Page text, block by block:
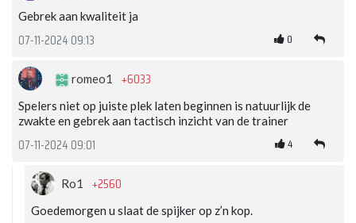
Gebrek aan kwaliteit ja
07-11-2024 09:13 0
romeo1 +6033
Spelers niet op juiste plek laten beginnen is natuurlijk de
zwakte en gebrek aan tactisch inzicht van de trainer
07-11-2024 09:01 4
Ro1 +2560
Goedemorgen u slaat de spijker op z’n kop.